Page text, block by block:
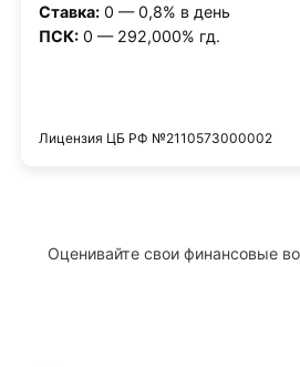
Ставка:0 — 0,8% в день
ПСК:0 — 292,000% гд.
Лицензия ЦБ РФ №2110573000002
Оценивайте свои финансовые